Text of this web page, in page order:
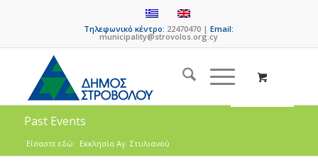
Τηλεφωνικό κέντρο: 22470470 |Email:
municipality@strovolos.org.cy
Past Events
Είσαστε εδώ: Εκκλησία Αγ. Στυλιανού